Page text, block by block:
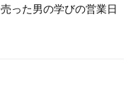
った男の学びの営業日